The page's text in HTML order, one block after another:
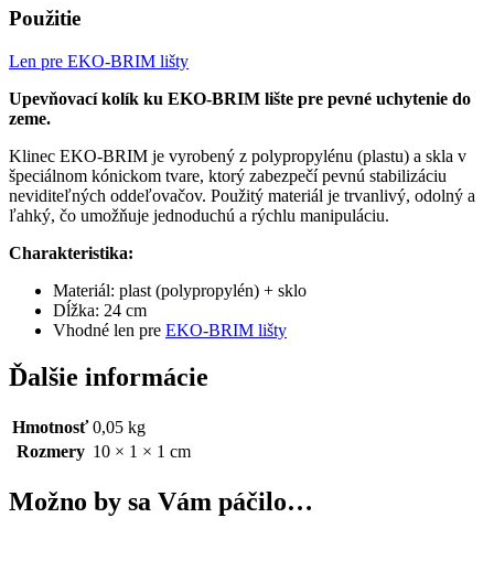
Použitie
Len pre EKO-BRIM lišty
Upevňovací kolík ku EKO-BRIM lište pre pevné uchytenie do
zeme.
Klinec EKO-BRIM je vyrobený z polypropylénu (plastu) a skla v
špeciálnom kónickom tvare, ktorý zabezpečí pevnú stabilizáciu
neviditeľných oddeľovačov. Použitý materiál je trvanlivý, odolný a
ľahký, čo umožňuje jednoduchú a rýchlu manipuláciu.
Charakteristika:
Materiál: plast (polypropylén) + sklo
Dĺžka: 24 cm
Vhodné len pre EKO-BRIM lišty
Ďalšie informácie
Hmotnosť 0,05 kg
Rozmery 10 × 1 × 1 cm
Možno by sa Vám páčilo…